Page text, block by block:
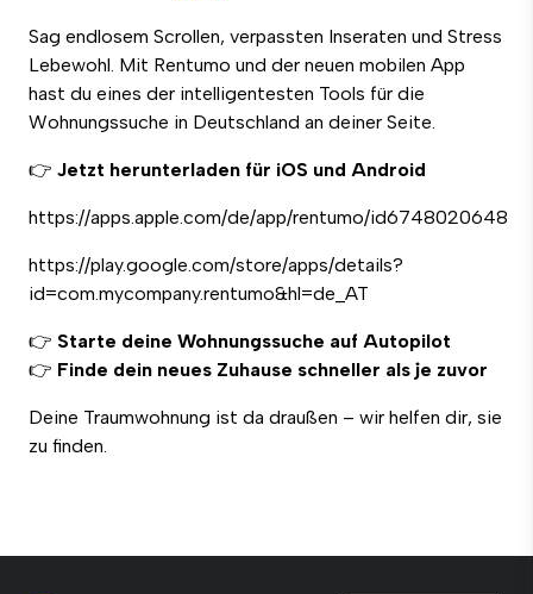
Sag endlosem Scrollen, verpassten Inseraten und Stress
Lebewohl. Mit Rentumo und der neuen mobilen App
hast du eines der intelligentesten Tools für die
Wohnungssuche in Deutschland an deiner Seite.
👉 Jetzt herunterladen für iOS und Android
https://apps.apple.com/de/app/rentumo/id6748020648
https://play.google.com/store/apps/details?
id=com.mycompany.rentumo&hl=de_AT
👉 Starte deine Wohnungssuche auf Autopilot
👉 Finde dein neues Zuhause schneller als je zuvor
Deine Traumwohnung ist da draußen – wir helfen dir, sie
zu finden.